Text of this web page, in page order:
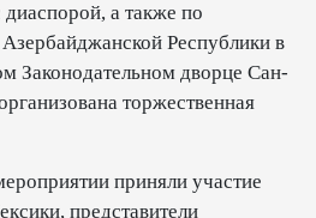
а также по
Республики в
Законодательном дворце Сан-
торжественная
приняли участие
представители